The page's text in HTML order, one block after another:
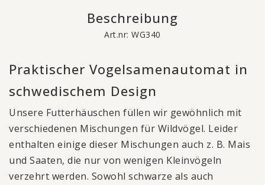
Beschreibung
Art.nr: WG340
Praktischer Vogelsamenautomat in
schwedischem Design
Unsere Futterhäuschen füllen wir gewöhnlich mit
verschiedenen Mischungen für Wildvögel. Leider
enthalten einige dieser Mischungen auch z. B. Mais
und Saaten, die nur von wenigen Kleinvögeln
verzehrt werden. Sowohl schwarze als auch